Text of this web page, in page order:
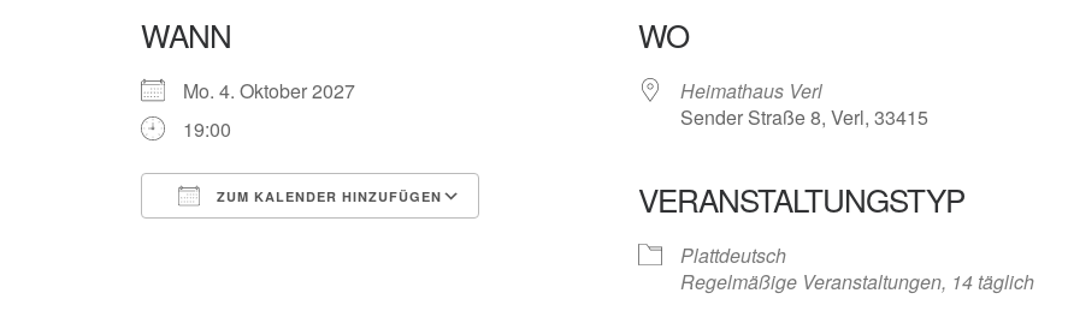
WANN
Mo. 4. Oktober 2027
19:00
ZUM KALENDER HINZUFÜGEN
Google Kalender
WO
Heimathaus Verl
Sender Straße 8, Verl, 33415
VERANSTALTUNGSTYP
Plattdeutsch
Regelmäßige Veranstaltungen, 14 täglich